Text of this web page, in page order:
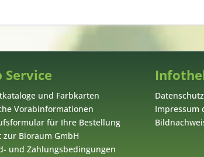
Service
und Farbkarten
Vorabinformationen
für Ihre Bestellung
zur Bioraum GmbH
und Zahlungsbedingungen
Impressum